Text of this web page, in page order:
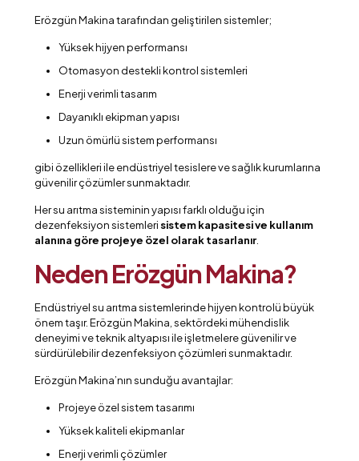
Erözgün Makina tarafından geliştirilen sistemler;
Yüksek hijyen performansı
Otomasyon destekli kontrol sistemleri
Enerji verimli tasarım
Dayanıklı ekipman yapısı
Uzun ömürlü sistem performansı
gibi özellikleri ile endüstriyel tesislere ve sağlık kurumlarına
güvenilir çözümler sunmaktadır.
Her su arıtma sisteminin yapısı farklı olduğu için
dezenfeksiyon sistemleri sistem kapasitesi ve kullanım
alanına göre projeye özel olarak tasarlanır.
Neden Erözgün Makina?
Endüstriyel su arıtma sistemlerinde hijyen kontrolü büyük
önem taşır. Erözgün Makina, sektördeki mühendislik
deneyimi ve teknik altyapısı ile işletmelere güvenilir ve
sürdürülebilir dezenfeksiyon çözümleri sunmaktadır.
Erözgün Makina’nın sunduğu avantajlar:
Projeye özel sistem tasarımı
Yüksek kaliteli ekipmanlar
Enerji verimli çözümler